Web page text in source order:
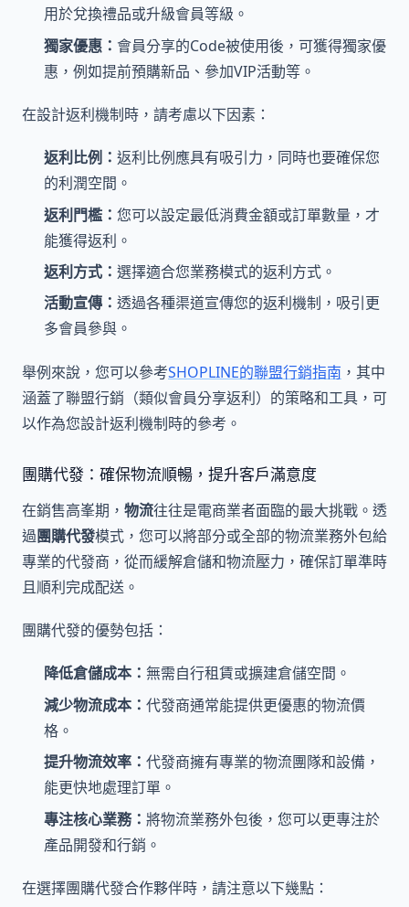
用於兌換禮品或升級會員等級。
獨家優惠： 會員分享的Code被使用後，可獲得獨家優
惠，例如提前預購新品、參加VIP活動等。
在設計返利機制時，請考慮以下因素：
返利比例： 返利比例應具有吸引力，同時也要確保您
的利潤空間。
返利門檻： 您可以設定最低消費金額或訂單數量，才
能獲得返利。
返利方式： 選擇適合您業務模式的返利方式。
活動宣傳： 透過各種渠道宣傳您的返利機制，吸引更
多會員參與。
舉例來說，您可以參考SHOPLINE的聯盟行銷指南 ，其中
涵蓋了聯盟行銷（類似會員分享返利）的策略和工具，可
以作為您設計返利機制時的參考。
團購代發：確保物流順暢，提升客戶滿意度
在銷售高峯期， 物流往往是電商業者面臨的最大挑戰。透
過團購代發模式，您可以將部分或全部的物流業務外包給
專業的代發商，從而緩解倉儲和物流壓力，確保訂單準時
且順利完成配送。
團購代發的優勢包括：
降低倉儲成本： 無需自行租賃或擴建倉儲空間。
減少物流成本： 代發商通常能提供更優惠的物流價
格。
提升物流效率： 代發商擁有專業的物流團隊和設備，
能更快地處理訂單。
專注核心業務： 將物流業務外包後，您可以更專注於
產品開發和行銷。
在選擇團購代發合作夥伴時，請注意以下幾點：